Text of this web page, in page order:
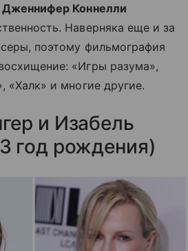
Дженнифер Коннелли
Наверняка еще и за
поэтому фильмография
«Игры разума»,
«Халк» и многие другие.
и Изабель
год рождения)